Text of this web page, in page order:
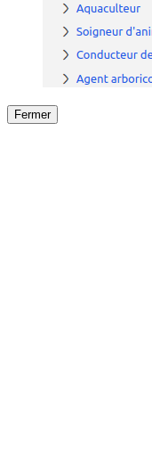
Fermer